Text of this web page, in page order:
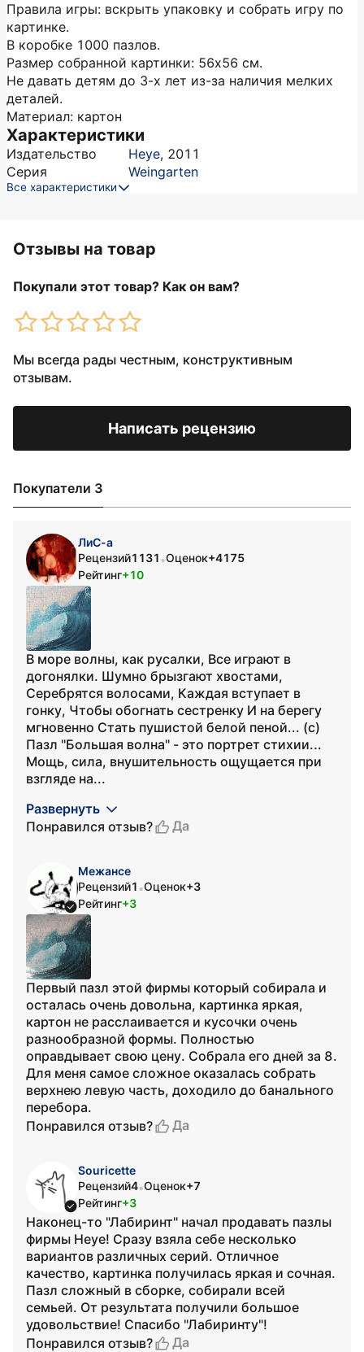
Правила игры: вскрыть упаковку и собрать игру по
картинке.
В коробке 1000 пазлов.
Размер собранной картинки: 56х56 см.
Не давать детям до 3-х лет из-за наличия мелких
деталей.
Материал: картон
Характеристики
Издательство Heye, 2011
Серия
Weingarten
Все характеристики
Отзывы на товар
Покупали этот товар? Как он вам?
Мы всегда рады честным, конструктивным
отзывам.
Написать рецензию
Покупатели 3
ЛиС-а
Рецензий1131 •Оценок+4175
Рейтинг+10
В море волны, как русалки, Все играют в
догонялки. Шумно брызгают хвостами,
Серебрятся волосами, Каждая вступает в
гонку, Чтобы обогнать сестренку И на берегу
мгновенно Стать пушистой белой пеной... (с)
Пазл "Большая волна" - это портрет стихии...
Мощь, сила, внушительность ощущается при
взгляде на...
Развернуть
Понравился отзыв?
Да
Межансе
Рецензий1 •Оценок+3
Рейтинг+3
Первый пазл этой фирмы который собирала и
осталась очень довольна, картинка яркая,
картон не расслаивается и кусочки очень
разнообразной формы. Полностью
оправдывает свою цену. Собрала его дней за 8.
Для меня самое сложное оказалась собрать
верхнею левую часть, доходило до банального
перебора.
Понравился отзыв?
Да
Souricette
Рецензий4•Оценок+7
Рейтинг+3
Наконец-то "Лабиринт" начал продавать пазлы
фирмы Heye! Сразу взяла себе несколько
вариантов различных серий. Отличное
качество, картинка получилась яркая и сочная.
Пазл сложный в сборке, собирали всей
семьей. От результата получили большое
удовольствие! Спасибо "Лабиринту"!
Понравился отзыв?
Да